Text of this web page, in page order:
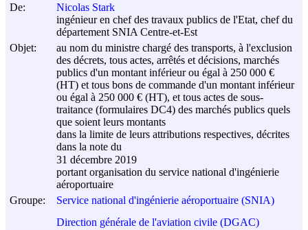
De:
Nicolas Stark
ingénieur en chef des travaux publics de l'Etat, chef du
département SNIA Centre-et-Est
Objet:
au nom du ministre chargé des transports, à l'exclusion
des décrets, tous actes, arrêtés et décisions, marchés
publics d'un montant inférieur ou égal à 250 000 €
(HT) et tous bons de commande d'un montant inférieur
ou égal à 250 000 € (HT), et tous actes de sous-
traitance (formulaires DC4) des marchés publics quels
que soient leurs montants
dans la limite de leurs attributions respectives, décrites
dans la note du
31 décembre 2019
portant organisation du service national d'ingénierie
aéroportuaire
Groupe:
Service national d'ingénierie aéroportuaire (SNIA)
Direction générale de l'aviation civile (DGAC)